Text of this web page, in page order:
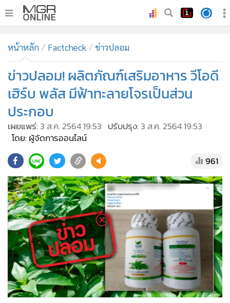
ทันเหตุการณ์
• ภาคใต้
ภูมิภาค
• บันเทิง
ผู้จัดการรายวัน
• ละคร
• CbizReview
• Cyber BIZ
• ผู้จัดกวน
• Good health & Well-being
• Green Innovation & SD
• Management & HR
MGR Live
• Infographic
หน้าหลัก Factcheck ข่าวปลอม
ข่าวปลอม! ผลิตภัณฑ์เสริมอาหาร วีโอดี
เฮิร์บ พลัส มีฟ้าทะลายโจรเป็นส่วน
ประกอบ
เผยแพร่: 3 ส.ค. 2564 19:53 ปรับปรุง: 3 ส.ค. 2564 19:53
โดย: ผู้จัดการออนไลน์
961